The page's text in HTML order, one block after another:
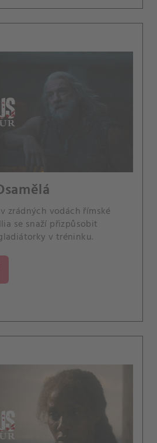
zrádných vodách římské
se snaží přizpůsobit
v tréninku.